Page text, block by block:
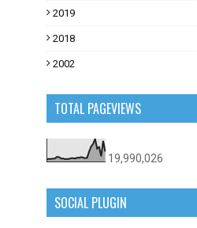
2019
2018
2002
TOTAL PAGEVIEWS
19,990,026
SOCIAL PLUGIN